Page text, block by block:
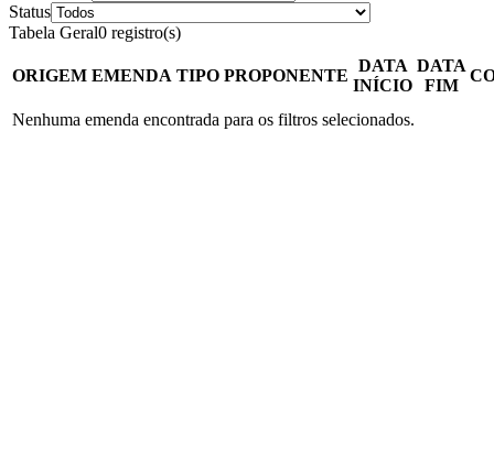
Status
Tabela Geral0 registro(s)
ORIGEM EMENDA TIPO PROPONENTE
DATA
INÍCIO
DATA
FIM
Nenhuma emenda encontrada para os filtros selecionados.